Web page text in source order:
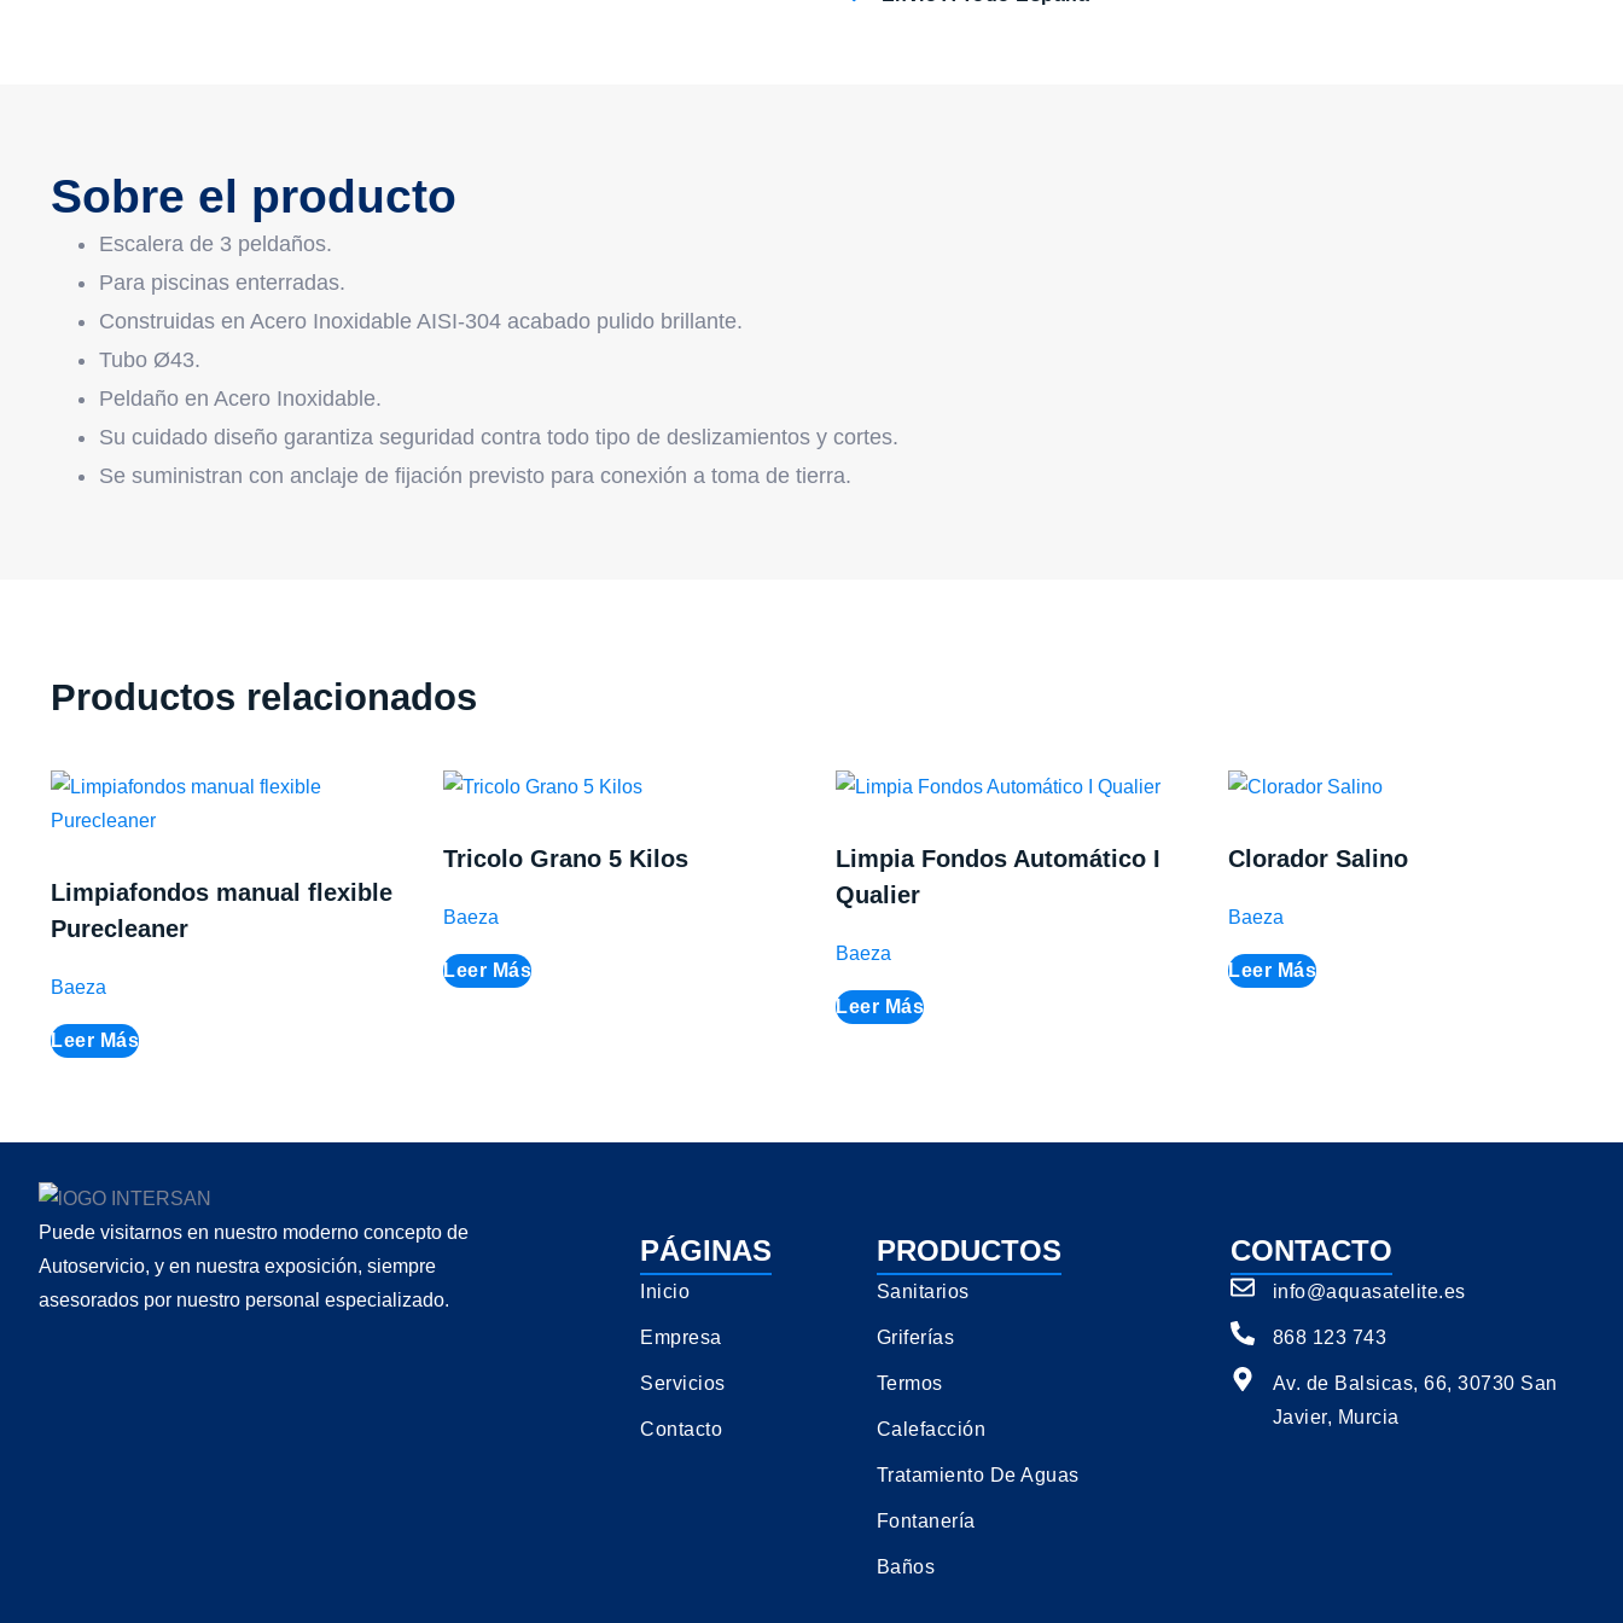
Sobre el producto
Escalera de 3 peldaños.
Para piscinas enterradas.
Construidas en Acero Inoxidable AISI-304 acabado pulido brillante.
Tubo Ø43.
Peldaño en Acero Inoxidable.
Su cuidado diseño garantiza seguridad contra todo tipo de deslizamientos y cortes.
Se suministran con anclaje de fijación previsto para conexión a toma de tierra.
Productos relacionados
Limpiafondos manual flexible
Purecleaner
Baeza
Leer Más
Tricolo Grano 5 Kilos
Baeza
Leer Más
Limpia Fondos Automático I
Qualier
Baeza
Leer Más
Clorador Salino
Baeza
Leer Más
Puede visitarnos en nuestro moderno concepto de
Autoservicio, y en nuestra exposición, siempre
asesorados por nuestro personal especializado.
PÁGINAS
Inicio
Empresa
Servicios
Contacto
PRODUCTOS
Sanitarios
Griferías
Termos
Calefacción
Tratamiento De Aguas
Fontanería
Baños
CONTACTO
info@aquasatelite.es
868 123 743
Av. de Balsicas, 66, 30730 San
Javier, Murcia